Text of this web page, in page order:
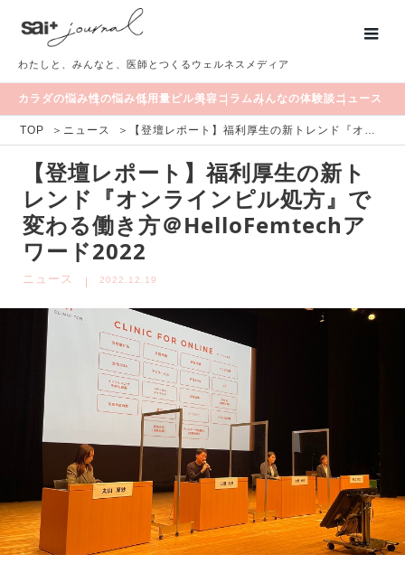
わたしと、みんなと、医師とつくるウェルネスメディア
カラダの悩み性の悩み低用量ピル美容 コラムみんなの体験談ニュース
TOP ＞ ニュース ＞ 【登壇レポート】福利厚生の新トレンド『オンラインピル処方』で変わる働き方＠HelloFemtechアワード2022
【登壇レポート】福利厚生の新ト
レンド『オンラインピル処方』で
変わる働き方＠HelloFemtechア
ワード2022
ニュース 2022.12.19